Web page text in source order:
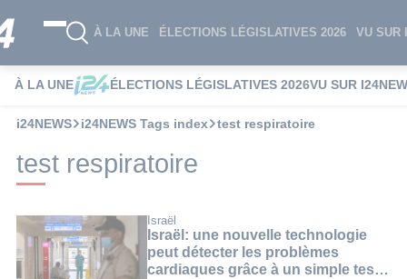
À LA UNE ÉLECTIONS LÉGISLATIVES 2026 VU SUR
À LA UNE ÉLECTIONS LÉGISLATIVES 2026VU SUR
i24NEWS i24NEWS Tags index test respiratoire
test respiratoire
Israël
Israël: une nouvelle technologie
peut détecter les problèmes
cardiaques grâce à un simple test